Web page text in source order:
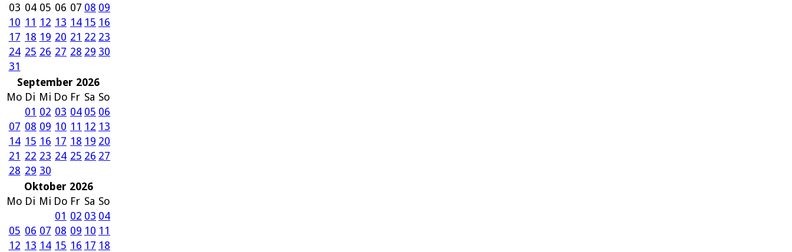
03 04 05 06 07 08 09
10 11 12 13 14 15 16
17 18 19 20 21 22 23
24 25 26 27 28 29 30
31
September 2026
Mo Di Mi Do Fr Sa So
01 02 03 04 05 06
07 08 09 10 11 12 13
14 15 16 17 18 19 20
21 22 23 24 25 26 27
28 29 30
Oktober 2026
Mo Di Mi Do Fr Sa So
01 02 03 04
05 06 07 08 09 10 11
12 13 14 15 16 17 18